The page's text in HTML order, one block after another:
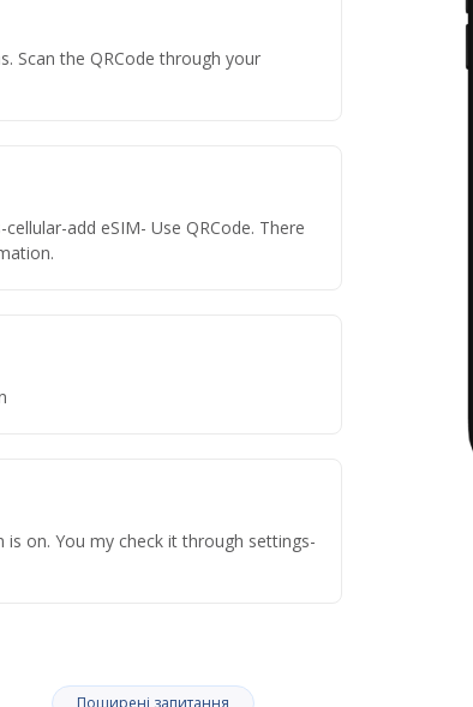
Scan the QRCode through your
add eSIM- Use QRCode. There
on. You my check it through settings-
Поширені запитання